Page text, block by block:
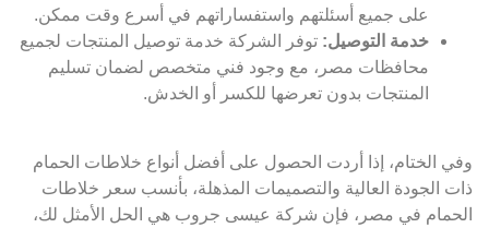
على جميع أسئلتهم واستفساراتهم في أسرع وقت ممكن.
خدمة التوصيل: توفر الشركة خدمة توصيل المنتجات لجميع
محافظات مصر، مع وجود فني متخصص لضمان تسليم
المنتجات بدون تعرضها للكسر أو الخدش.
وفي الختام، إذا أردت الحصول على أفضل أنواع خلاطات الحمام
ذات الجودة العالية والتصميمات المذهلة، بأنسب سعر خلاطات
الحمام في مصر، فإن شركة عيسى جروب هي الحل الأمثل لك،